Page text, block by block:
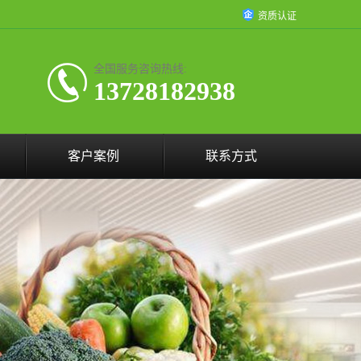
资质认证
全国服务咨询热线:
13728182938
客户案例 联系方式